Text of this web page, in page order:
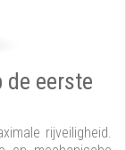
eerste
rijveiligheid.